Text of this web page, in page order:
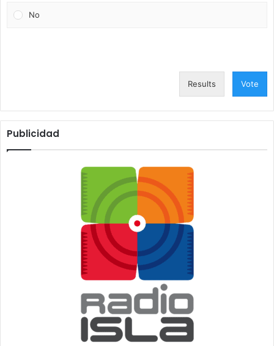
No
Results Vote
Publicidad